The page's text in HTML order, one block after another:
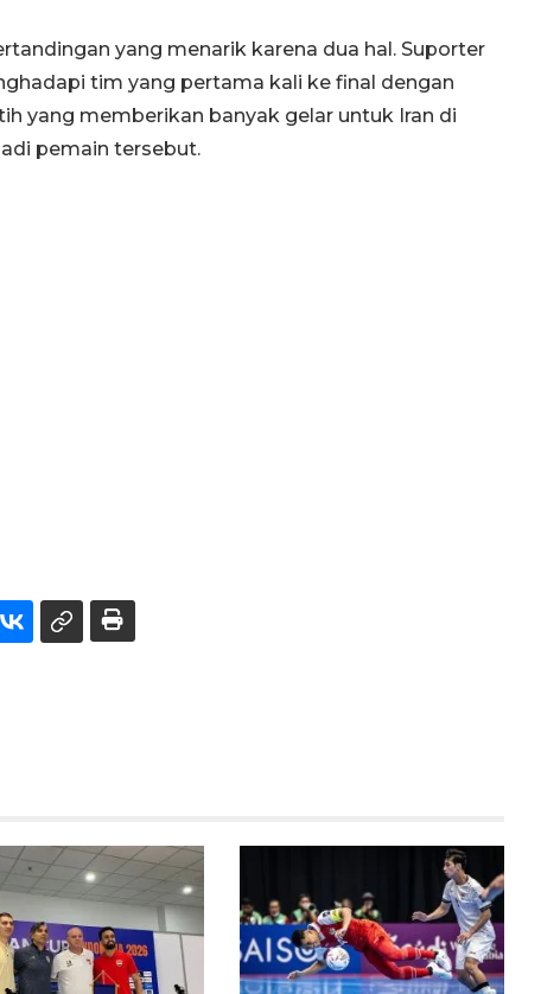
yang menarik karena dua hal. Suporter
tim yang pertama kali ke final dengan
yang memberikan banyak gelar untuk Iran di
pemain tersebut.